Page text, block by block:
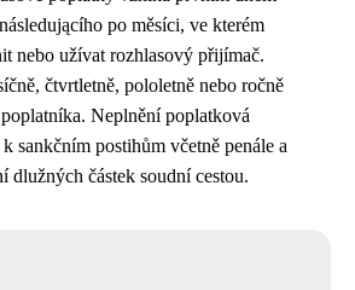
po měsíci, ve kterém
nebo užívat rozhlasový přijímač.
čtvrtletně, pololetně nebo ročně
Neplnění poplatková
sankčním postihům včetně penále a
dlužných částek soudní cestou.